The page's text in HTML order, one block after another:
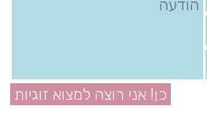
כן! אני רוצה למצוא זוגיות